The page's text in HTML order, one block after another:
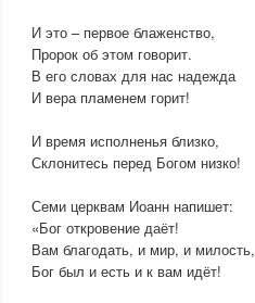
И это – первое блаженство,
Пророк об этом говорит.
В его словах для нас надежда
И вера пламенем горит!
И время исполненья близко,
Склонитесь перед Богом низко!
Семи церквам Иоанн напишет:
«Бог откровение даёт!
Вам благодать, и мир, и милость,
Бог был и есть и к вам идёт!